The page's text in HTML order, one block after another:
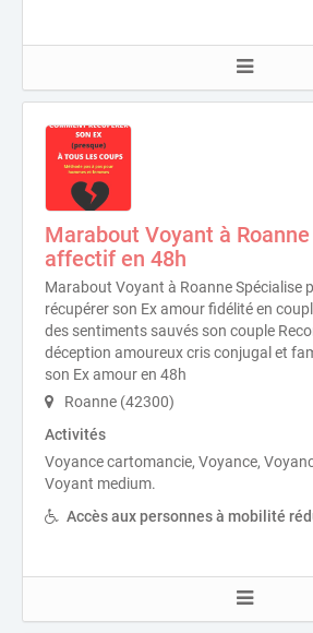
Marabout Voyant à
affectif en 48h
Marabout Voyant à Roanne Spécialise
récupérer son Ex amour fidélité en
des sentiments sauvés son couple
déception amoureux cris conjugal et
son Ex amour en 48h
Roanne (42300)
Activités
Voyance cartomancie, Voyance,
Voyant medium.
Accès aux personnes à mobilité